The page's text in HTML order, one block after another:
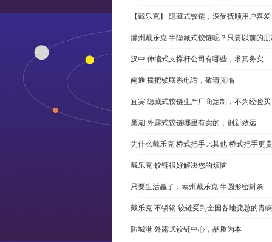
【戴乐克】 隐藏式铰链，深受抚顺用户喜
滁州戴乐克 半隐藏式铰链呢？只要以前的
汉中 伸缩式支撑杆公司有哪些，求真务实
南通 摇把锁联系电话，敬请光临
宜宾 隐藏式铰链生产厂商定制，不为经验
巢湖 外露式铰链哪里有卖的，创新致远
为什么戴乐克 桥式把手比其他 桥式把手更
戴乐克 铰链很好解决您的烦恼
只要生活赢了，泰州戴乐克 半圆形密封条
戴乐克 不锈钢 铰链受到全国各地龚总的青睐
防城港 外露式铰链中心，品质为本